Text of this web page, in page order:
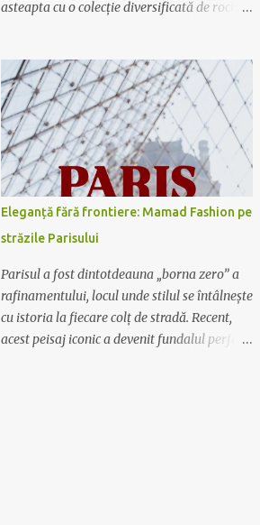
asteapta cu o colecție diversificată de rochii
orice ocazie Indiferent dacă ai nevoie de o
rochie elegantă pentru ocazii speciale sau de
o variantă casual pentru zilele relaxante,
Mamad Fashion are soluția potrivită pentru
tine. De la rochiile lungi, vaporoase și
elegante, perfecte pentru evenimente
formale, la rochiile scurte și lejere, ideale
pentru plimbările în oraș sau ieșirile cu
prietenii, colecția noastră acoperă toate
gusturile și preferințele. Calitate și
rafinament Fiecare rochie Mamad Fashion
este creată cu atenție la detalii, folosind
materiale de calitate superioară ce oferă
Eleganță fără frontiere: Mamad Fashion pe
străzile Parisului
Parisul a fost dintotdeauna „borna zero” a
rafinamentului, locul unde stilul se întâlnește
cu istoria la fiecare colț de stradă. Recent,
acest peisaj iconic a devenit fundalul perfect